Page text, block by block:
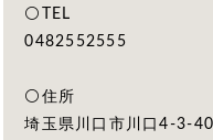
⚪️TEL
0482552555
⚪️住所
埼玉県川口市川口4-3-